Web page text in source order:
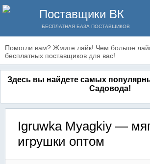
Поставщики ВК
БЕСПЛАТНАЯ БАЗА ПОСТАВЩИКОВ
Помогли вам? Жмите лайк! Чем больше
бесплатных поставщиков для вас!
Здесь вы найдете самых
Садовода!
Igruwka Myagkiy —
игрушки оптом